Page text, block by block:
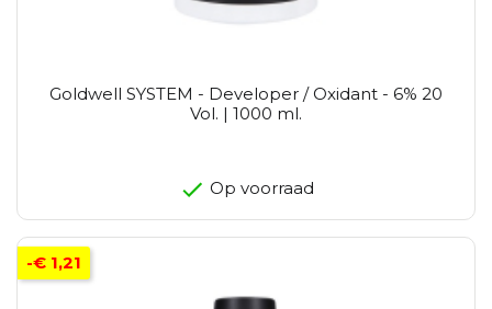
Goldwell SYSTEM - Developer / Oxidant - 6% 20
Vol. | 1000 ml.
Op voorraad
-€ 1,21